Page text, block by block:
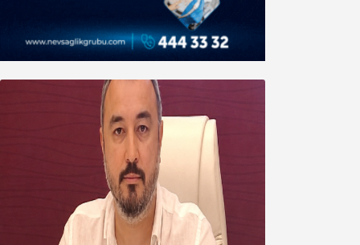
Oğuzbeyi’nden Balıkesirspor